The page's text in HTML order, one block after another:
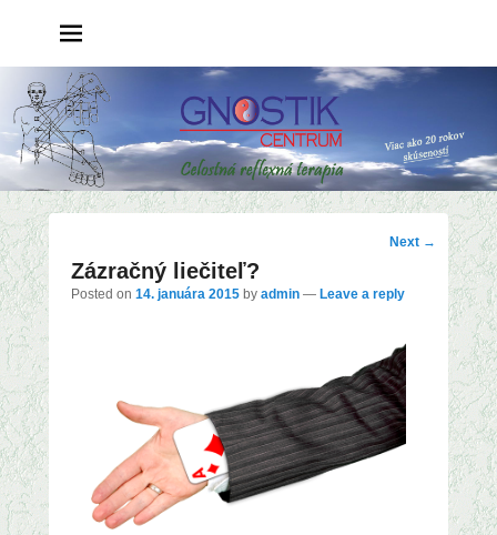
Post
navigation
Next →
Zázračný liečiteľ?
Posted on 14. januára 2015 by admin — Leave a reply